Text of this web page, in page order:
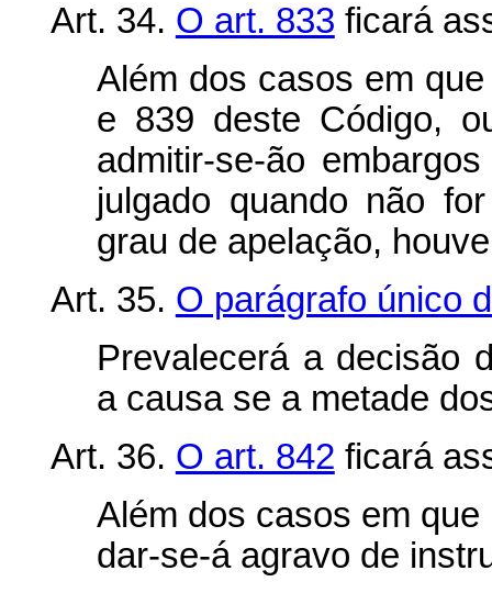
Art. 34. O art. 833 ficará
Além dos casos em
e 839 deste Código,
admitir-se-ão
julgado quando não
grau de apelação,
Art. 35. O parágrafo único
Prevalecerá a decisão
a causa se a metade
Art. 36. O art. 842 ficará
Além dos casos em
dar-se-á agravo de